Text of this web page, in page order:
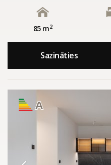
85 m2
Sazināties
A